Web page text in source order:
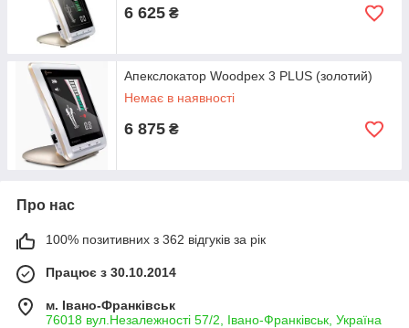
6 625 ₴
Апекслокатор Woodpex 3 PLUS (золотий)
Немає в наявності
6 875 ₴
Про нас
100% позитивних з 362 відгуків за рік
Працює з 30.10.2014
м. Івано-Франківськ
76018 вул.Незалежності 57/2, Івано-Франківськ, Україна